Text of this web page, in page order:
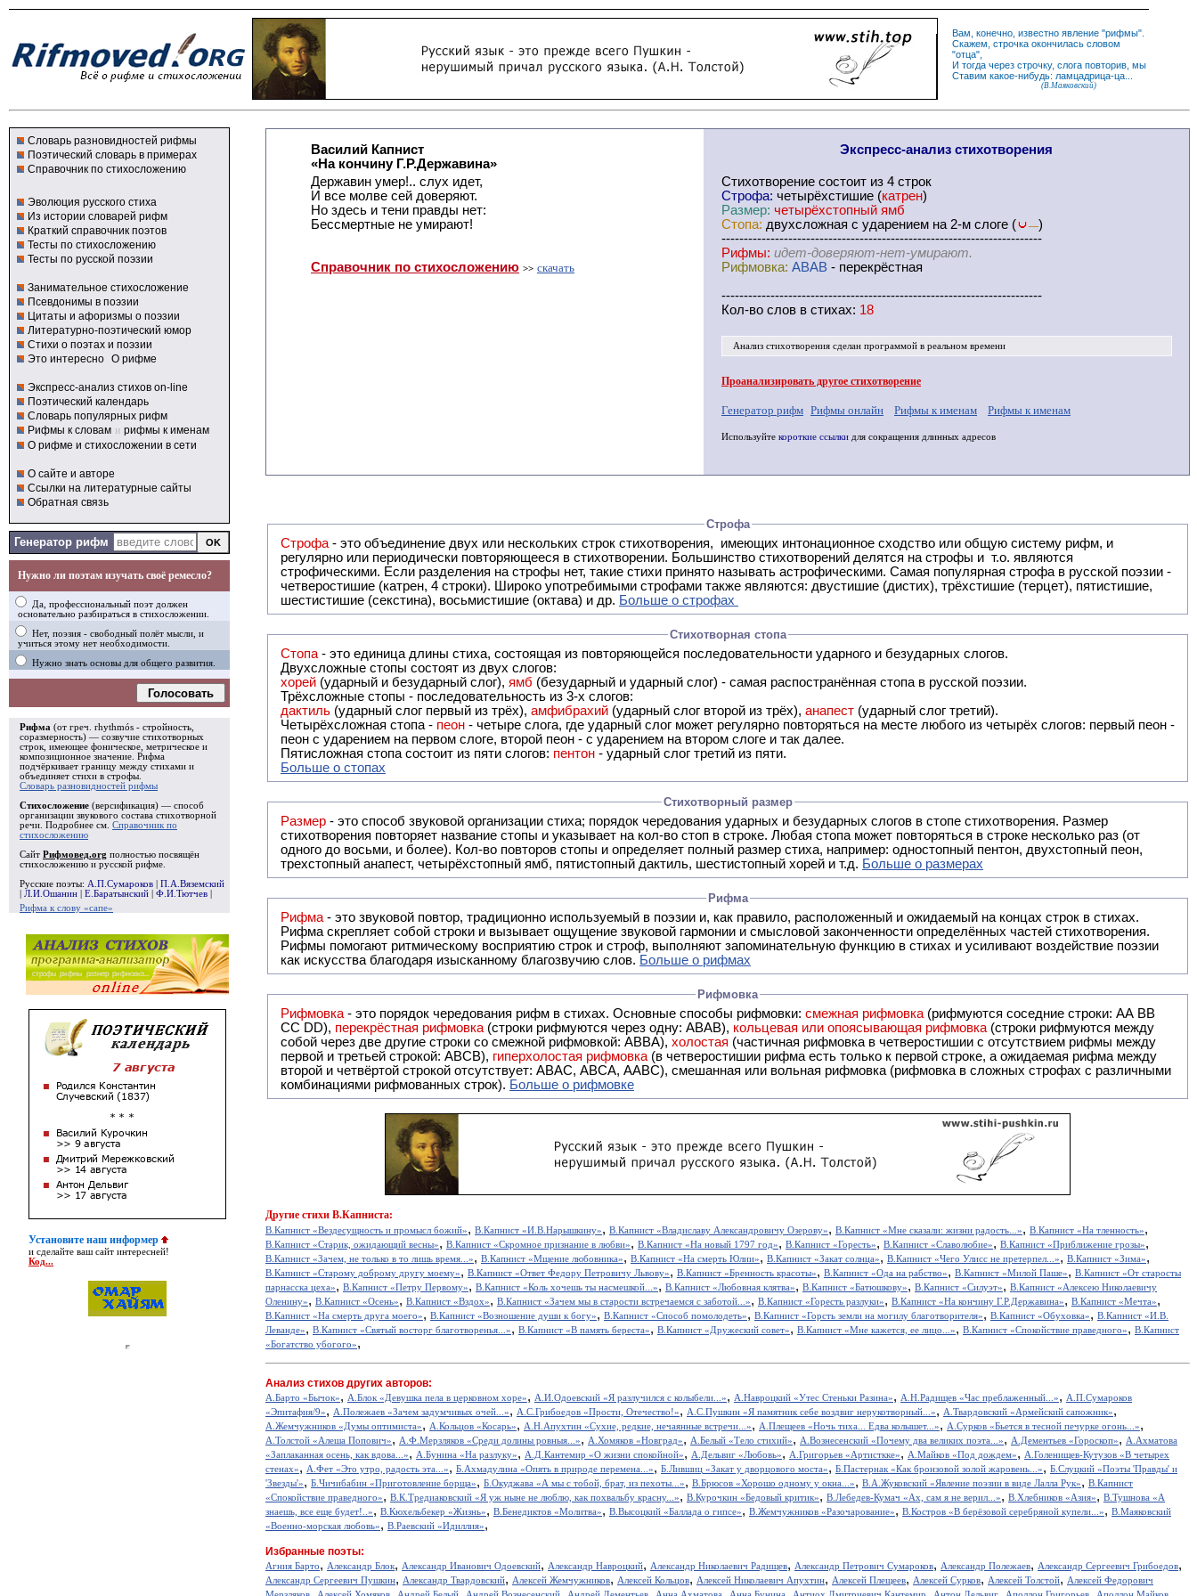
Вам, конечно, известно явление "рифмы".
Скажем, строчка окончилась словом
"отца",
И тогда через строчку, слога повторив, мы
Ставим какое-нибудь: ламцадрица-ца...
(В.Маяковский)
Словарь разновидностей рифмы
Поэтический словарь в примерах
Справочник по стихосложению
Эволюция русского стиха
Из истории словарей рифм
Краткий справочник поэтов
Тесты по стихосложению
Тесты по русской поэзии
Занимательное стихосложение
Псевдонимы в поэзии
Цитаты и афоризмы о поэзии
Литературно-поэтический юмор
Стихи о поэтах и поэзии
Это интересно О рифме
Экспресс-анализ стихов on-line
Поэтический календарь
Словарь популярных рифм
Рифмы к словам и рифмы к именам
О рифме и стихосложении в сети
О сайте и авторе
Ссылки на литературные сайты
Обратная связь
Генератор рифм
Нужно ли поэтам изучать своё ремесло?
Да, профессиональный поэт должен
основательно разбираться в стихосложении.
Нет, поэзия - свободный полёт мысли, и
учиться этому нет необходимости.
Нужно знать основы для общего развития.
Голосовать
Рифма (от греч. rhythmós - стройность,
соразмерность) — созвучие стихотворных
строк, имеющее фоническое, метрическое и
композиционное значение. Рифма
подчёркивает границу между стихами и
объединяет стихи в строфы
Словарь разновидностей рифмы
Стихосложение (версификация) — способ
организации звукового состава стихотворной
речи. Подробнее см. Справочник по
стихосложению
Сайт Рифмовед.org полностью посвящён
стихосложению и русской рифме.
Русские поэты: А.П.Сумароков
П.А.Вяземский
Л.И.Ошанин Е.Баратынский Ф.И.Тютчев
Рифма к слову «сапе»
Установите наш информер
и сделайте ваш сайт интересней!
Код...
Василий Капнист
«На кончину Г.Р.Державина»
Державин умер!.. слух идет,
И все молве сей доверяют.
Но здесь и тени правды нет:
Бессмертные не умирают!
Справочник по стихосложению >> скачать
Экспресс-анализ стихотворения
Cтихотворение состоит из 4 строк
Строфа: четырёхстишие (катрен)
Размер: четырёхстопный ямб
Стопа: двухсложная с ударением на 2-м слоге ( —)
------------------------------------------------------------------------
Рифмы: идет-доверяют-нет-умирают.
Рифмовка: ABAB - перекрёстная
------------------------------------------------------------------------
Кол-во слов в стихах: 18
Анализ стихотворениясделан программой в реальном времени
Проанализировать другое стихотворение
Генератор рифм Рифмы онлайн Рифмы к именам Рифмы к именам
Используйте короткие ссылки для сокращения длинных адресов
Строфа
Строфа - это объединение двух или нескольких строк стихотворения, имеющих интонационное сходство или общую систему рифм, и
регулярно или периодически повторяющееся в стихотворении. Большинство стихотворений делятся на строфы и т.о. являются
строфическими. Если разделения на строфы нет, такие стихи принято называть астрофическими. Самая популярная строфа в русской поэзии -
четверостишие (катрен, 4 строки). Широко употребимыми строфами также являются: двустишие (дистих), трёхстишие (терцет), пятистишие,
шестистишие (секстина), восьмистишие (октава) и др. Больше о строфах
Стихотворная стопа
Стопа - это единица длины стиха, состоящая из повторяющейся последовательности ударного и безударных слогов.
Двухсложные стопы состоят из двух слогов:
хорей (ударный и безударный слог), ямб (безударный и ударный слог) - самая распостранённая стопа в русской поэзии.
Трёхсложные стопы - последовательность из 3-х слогов:
дактиль (ударный слог первый из трёх), амфибрахий (ударный слог второй из трёх), анапест (ударный слог третий).
Четырёхсложная стопа - пеон - четыре слога, где ударный слог может регулярно повторяться на месте любого из четырёх слогов: первый пеон -
пеон с ударением на первом слоге, второй пеон - с ударением на втором слоге и так далее.
Пятисложная стопа состоит из пяти слогов: пентон - ударный слог третий из пяти.
Больше о стопах
Стихотворный размер
Размер - это способ звуковой организации стиха; порядок чередования ударных и безударных слогов в стопе стихотворения. Размер
стихотворения повторяет название стопы и указывает на кол-во стоп в строке. Любая стопа может повторяться в строке несколько раз (от
одного до восьми, и более). Кол-во повторов стопы и определяет полный размер стиха, например: одностопный пентон, двухстопный пеон,
трехстопный анапест, четырёхстопный ямб, пятистопный дактиль, шестистопный хорей и т.д. Больше о размерах
Рифма
Рифма
- это звуковой повтор, традиционно используемый в поэзии и, как правило, расположенный и ожидаемый на концах строк в стихах.
Рифма скрепляет собой строки и вызывает ощущение звуковой гармонии и смысловой законченности определённых частей стихотворения.
Рифмы помогают ритмическому восприятию строк и строф, выполняют запоминательную функцию в стихах и усиливают воздействие поэзии
как искусства благодаря изысканному благозвучию слов. Больше о рифмах
Рифмовка
Рифмовка - это порядок чередования рифм в стихах. Основные способы рифмовки: смежная рифмовка (рифмуются соседние строки: AA ВВ
СС DD), перекрёстная рифмовка (строки рифмуются через одну: ABAB), кольцевая или опоясывающая рифмовка (строки рифмуются между
собой через две другие строки со смежной рифмовкой: ABBA), холостая (частичная рифмовка в четверостишии с отсутствием рифмы между
первой и третьей строкой: АBCB), гиперхолостая рифмовка (в четверостишии рифма есть только к первой строке, а ожидаемая рифма между
второй и четвёртой строкой отсутствует: ABAC, ABCA, AABC), смешанная или вольная рифмовка (рифмовка в сложных строфах с различными
комбинациями рифмованных строк). Больше о рифмовке
Другие стихи В.Капниста:
В.Капнист «Вездесущность и промысл божий», В.Капнист «И.В.Нарышкину», В.Капнист «Владиславу Александровичу Озерову», В.Капнист «Мне сказали: жизни радость...», В.Капнист «На тленность»,
В.Капнист «Старик, ожидающий весны», В.Капнист «Скромное признание в любви», В.Капнист «На новый 1797 год», В.Капнист «Горесть», В.Капнист «Славолюбие», В.Капнист «Приближение грозы»,
В.Капнист «Зачем, не только в то лишь время...», В.Капнист «Мщение любовника», В.Капнист «На смерть Юлии», В.Капнист «Закат солнца», В.Капнист «Чего Улисс не претерпел...», В.Капнист «Зима»,
В.Капнист «Старому доброму другу моему», В.Капнист «Ответ Федору Петровичу Львову», В.Капнист «Бренность красоты», В.Капнист «Ода на рабство», В.Капнист «Милой Паше», В.Капнист «От старосты
парнасска цеха», В.Капнист «Петру Первому», В.Капнист «Коль хочешь ты насмешкой...», В.Капнист «Любовная клятва», В.Капнист «Батюшкову», В.Капнист «Силуэт», В.Капнист «Алексею Николаевичу
Оленину», В.Капнист «Осень», В.Капнист «Вздох», В.Капнист «Зачем мы в старости встречаемся с заботой...», В.Капнист «Горесть разлуки», В.Капнист «На кончину Г.Р.Державина», В.Капнист «Мечта»,
В.Капнист «На смерть друга моего», В.Капнист «Возношение души к богу», В.Капнист «Способ помолодеть», В.Капнист «Горсть земли на могилу благотворителя», В.Капнист «Обуховка», В.Капнист «И.В.
Леванде», В.Капнист «Святый восторг благотворенья...», В.Капнист «В память береста», В.Капнист «Дружеский совет», В.Капнист «Мне кажется, ее лицо...», В.Капнист «Спокойствие праведного», В.Капнист
«Богатство убогого»,
Анализ стихов других авторов:
А.Барто «Бычок», А.Блок «Девушка пела в церковном хоре», А.И.Одоевский «Я разлучился с колыбели...», А.Навроцкий «Утес Cтеньки Разина», А.Н.Радищев «Час преблаженный...», А.П.Сумароков
«Эпитафия/9», А.Полежаев «Зачем задумчивых очей...», А.С.Грибоедов «Прости, Отечество!», А.С.Пушкин «Я памятник себе воздвиг нерукотворный...», А.Твардовский «Армейский сапожник»,
А.Жемчужников «Думы оптимиста», А.Кольцов «Косарь», А.Н.Апухтин «Сухие, редкие, нечаянные встречи...», А.Плещеев «Ночь тиха... Едва колышет...», А.Сурков «Бьется в тесной печурке огонь...»,
А.Толстой «Алеша Попович», А.Ф.Мерзляков «Среди долины ровныя...», А.Хомяков «Новград», А.Белый «Тело стихий», А.Вознесенский «Почему два великих поэта...», А.Дементьев «Гороскоп», А.Ахматова
«Заплаканная осень, как вдова...», А.Бунина «На разлуку», А.Д.Кантемир «О жизни спокойной», А.Дельвиг «Любовь», А.Григорьев «Артисткке», А.Майков «Под дождем», А.Голенищев-Кутузов «В четырех
стенах», А.Фет «Это утро, радость эта...», Б.Ахмадулина «Опять в природе перемена...», Б.Лившиц «Закат у дворцового моста», Б.Пастернак «Как бронзовой золой жаровень...», Б.Слуцкий «Поэты 'Правды' и
'Звезды'», Б.Чичибабин «Приготовление борща», Б.Окуджава «А мы с тобой, брат, из пехоты...», В.Брюсов «Хорошо одному у окна...», В.А.Жуковский «Явление поэзии в виде Лалла Рук», В.Капнист
«Спокойствие праведного», В.К.Тредиаковский «Я уж ныне не люблю, как похвальбу красну...», В.Курочкин «Бедовый критик», В.Лебедев-Кумач «Ах, сам я не верил...», В.Хлебников «Азия», В.Тушнова «А
знаешь, все еще будет!..», В.Кюхельбекер «Жизнь», В.Бенедиктов «Молитва», В.Высоцкий «Баллада о гипсе», В.Жемчужников «Разочарование», В.Костров «В берёзовой серебряной купели...», В.Маяковский
«Военно-морская любовь», В.Раевский «Идиллия»,
Избранные поэты:
Агния Барто, Александр Блок, Александр Иванович Одоевский, Александр Навроцкий, Александр Николаевич Радищев, Александр Петрович Сумароков, Александр Полежаев, Александр Сергеевич Грибоедов,
Александр Сергеевич Пушкин, Александр Твардовский, Алексей Жемчужников, Алексей Кольцов, Алексей Николаевич Апухтин, Алексей Плещеев, Алексей Сурков, Алексей Толстой, Алексей Федорович